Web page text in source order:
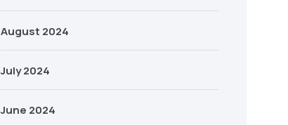
August 2024
July 2024
June 2024